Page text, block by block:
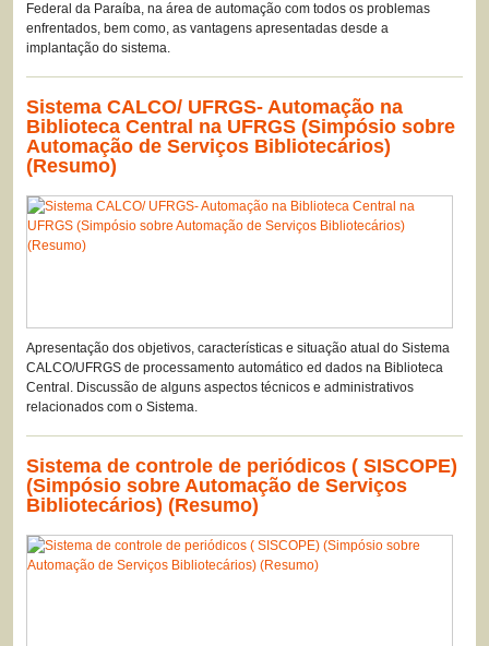
Federal da Paraíba, na área de automação com todos os problemas
enfrentados, bem como, as vantagens apresentadas desde a
implantação do sistema.
Sistema CALCO/ UFRGS- Automação na
Biblioteca Central na UFRGS (Simpósio sobre
Automação de Serviços Bibliotecários)
(Resumo)
Apresentação dos objetivos, características e situação atual do Sistema
CALCO/UFRGS de processamento automático ed dados na Biblioteca
Central. Discussão de alguns aspectos técnicos e administrativos
relacionados com o Sistema.
Sistema de controle de periódicos ( SISCOPE)
(Simpósio sobre Automação de Serviços
Bibliotecários) (Resumo)